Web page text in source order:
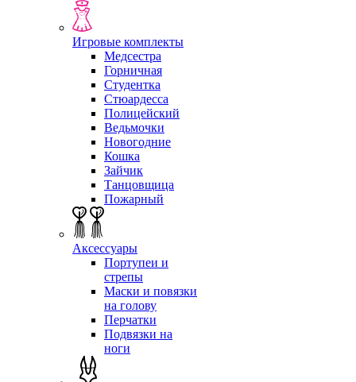
Игровые комплекты
Медсестра
Горничная
Студентка
Стюардесса
Полицейский
Ведьмочки
Новогодние
Кошка
Зайчик
Танцовщица
Пожарный
Аксессуары
Портупеи и
стрепы
Маски и повязки
на голову
Перчатки
Подвязки на
ноги